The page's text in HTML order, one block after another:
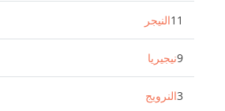
النيجر11
نيجيريا9
النرويج3